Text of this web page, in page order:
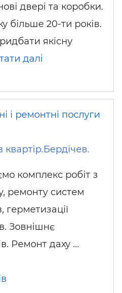
двері та коробки.
більше 20-ти років.
якісну
далі
і ремонтні послуги
комплекс робіт з
ремонту систем
герметизації
Зовнішнє
Ремонт даху …